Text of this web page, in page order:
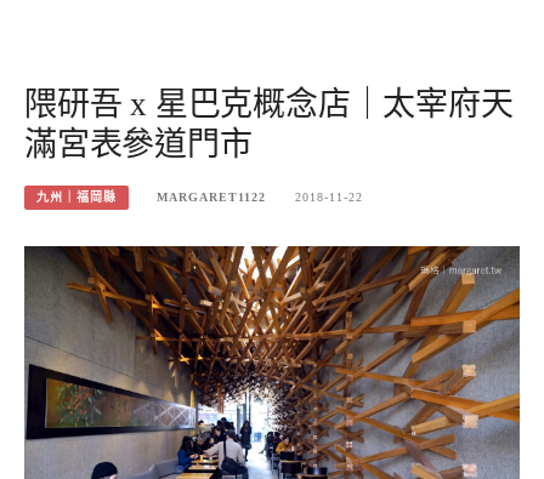
隈研吾 x 星巴克概念店｜太宰府天
滿宮表參道門市
九州｜福岡縣 MARGARET1122 2018-11-22